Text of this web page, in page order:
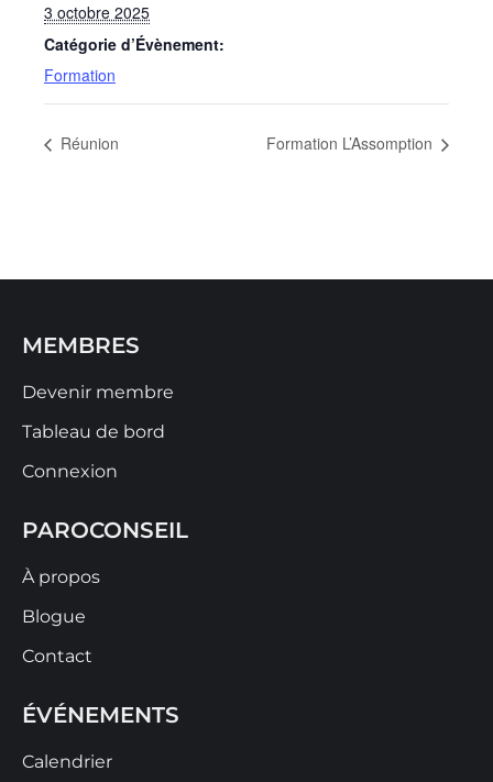
3 octobre 2025
Catégorie d’Évènement:
Formation
Réunion Formation L’Assomption
MEMBRES
Devenir membre
Tableau de bord
Connexion
PAROCONSEIL
À propos
Blogue
Contact
ÉVÉNEMENTS
Calendrier